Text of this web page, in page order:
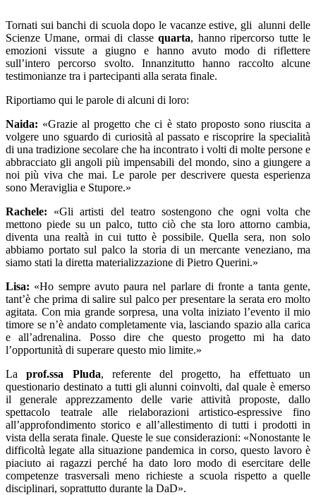
Tornati sui banchi di scuola dopo le vacanze estive, gli alunni delle
Scienze Umane, ormai di classequarta, hanno ripercorso tutte le
emozioni vissute a giugno e hanno avuto modo di riflettere
sull’intero percorso svolto. Innanzitutto hanno raccolto alcune
testimonianze tra i partecipanti alla serata finale.
Riportiamo qui le parole di alcuni di loro:
Naida: «Grazie al progetto che ci è stato proposto sono riuscita a
volgere uno sguardo di curiosità al passato e riscoprire la specialità
di una tradizione secolare che ha incontrato i volti di molte persone e
abbracciato gli angoli più impensabili del mondo, sino a giungere a
noi più viva che mai. Le parole per descrivere questa esperienza
sono Meraviglia e Stupore.»
Rachele: «Gli artisti del teatro sostengono che ogni volta che
mettono piede su un palco, tutto ciò che sta loro attorno cambia,
diventa una realtà in cui tutto è possibile. Quella sera, non solo
abbiamo portato sul palco la storia di un mercante veneziano, ma
siamo stati la diretta materializzazione di Pietro Querini.»
Lisa: «Ho sempre avuto paura nel parlare di fronte a tanta gente,
tant’è che prima di salire sul palco per presentare la serata ero molto
agitata. Con mia grande sorpresa, una volta iniziato l’evento il mio
timore se n’è andato completamente via, lasciando spazio alla carica
e all’adrenalina. Posso dire che questo progetto mi ha dato
l’opportunità di superare questo mio limite.»
Laprof.ssa Pluda, referente del progetto, ha effettuato un
questionario destinato a tutti gli alunni coinvolti, dal quale è emerso
il generale apprezzamento delle varie attività proposte, dallo
spettacolo teatrale alle rielaborazioni artistico-espressive fino
all’approfondimento storico e all’allestimento di tutti i prodotti in
vista della serata finale. Queste le sue considerazioni: «Nonostante le
difficoltà legate alla situazione pandemica in corso, questo lavoro è
piaciuto ai ragazzi perché ha dato loro modo di esercitare delle
competenze trasversali meno richieste a scuola rispetto a quelle
disciplinari, soprattutto durante la DaD».